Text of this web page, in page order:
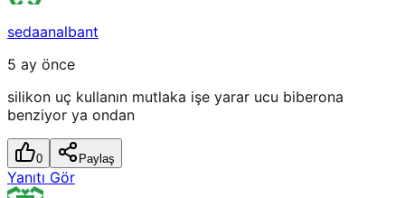
sedaanalbant
5 ay önce
silikon uç kullanın mutlaka işe yarar ucu biberona
benziyor ya ondan
0 Paylaş
Yanıtı Gör